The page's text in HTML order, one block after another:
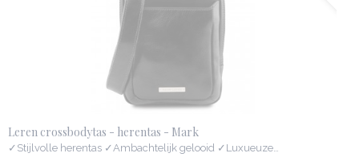
Leren crossbodytas - herentas - Mark
✓Stijlvolle herentas ✓Ambachtelijk gelooid ✓Luxueuze…